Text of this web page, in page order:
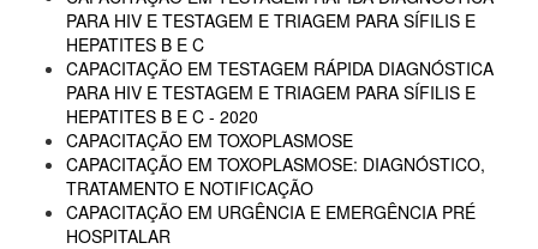
PARA HIV E TESTAGEM E TRIAGEM PARA SÍFILIS E
HEPATITES B E C
CAPACITAÇÃO EM TESTAGEM RÁPIDA DIAGNÓSTICA
PARA HIV E TESTAGEM E TRIAGEM PARA SÍFILIS E
HEPATITES B E C - 2020
CAPACITAÇÃO EM TOXOPLASMOSE
CAPACITAÇÃO EM TOXOPLASMOSE: DIAGNÓSTICO,
TRATAMENTO E NOTIFICAÇÃO
CAPACITAÇÃO EM URGÊNCIA E EMERGÊNCIA PRÉ
HOSPITALAR